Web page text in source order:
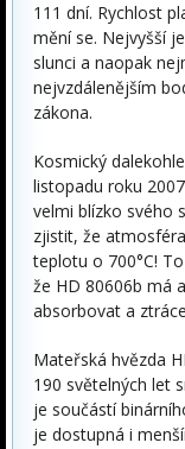
111 dní. Rychlost
mění se. Nejvyšší
slunci a naopak
nejvzdálenějším
zákona.
Kosmický
listopadu roku
velmi blízko svého
zjistit, že
teplotu o 700°C!
že HD 80606b má
absorbovat a
Mateřská hvězda
190 světelných let
je součástí
je dostupná i